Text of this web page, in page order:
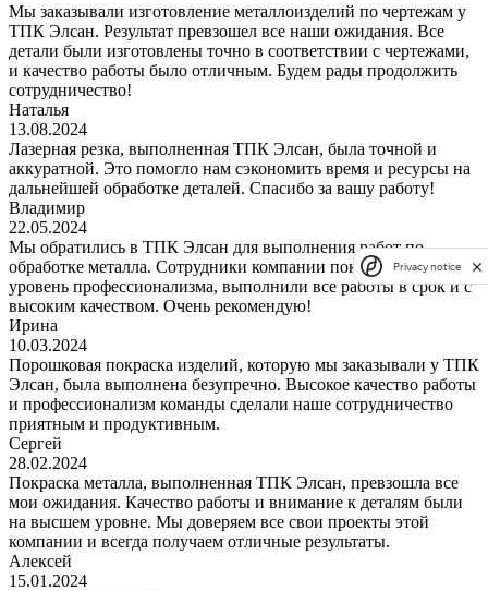
Мы заказывали изготовление металлоизделий по чертежам у
ТПК Элсан. Результат превзошел все наши ожидания. Все
детали были изготовлены точно в соответствии с чертежами,
и качество работы было отличным. Будем рады продолжить
сотрудничество!
Наталья
13.08.2024
Лазерная резка, выполненная ТПК Элсан, была точной и
аккуратной. Это помогло нам сэкономить время и ресурсы на
дальнейшей обработке деталей. Спасибо за вашу работу!
Владимир
22.05.2024
Мы обратились в ТПК Элсан для выполнения работ по
обработке металла. Сотрудники компании показали высокий
уровень профессионализма, выполнили все работы в срок и с
высоким качеством. Очень рекомендую!
Ирина
10.03.2024
Порошковая покраска изделий, которую мы заказывали у ТПК
Элсан, была выполнена безупречно. Высокое качество работы
и профессионализм команды сделали наше сотрудничество
приятным и продуктивным.
Сергей
28.02.2024
Покраска металла, выполненная ТПК Элсан, превзошла все
мои ожидания. Качество работы и внимание к деталям были
на высшем уровне. Мы доверяем все свои проекты этой
компании и всегда получаем отличные результаты.
Алексей
15.01.2024
Privacy notice